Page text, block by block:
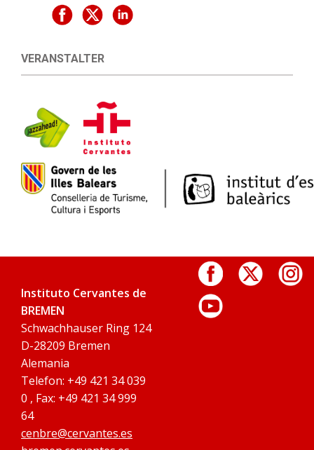
VERANSTALTER
Instituto Cervantes de
BREMEN
Schwachhauser Ring 124
D-28209 Bremen
Alemania
Telefon: +49 421 34 039
0 , Fax: +49 421 34 999
64
cenbre@cervantes.es